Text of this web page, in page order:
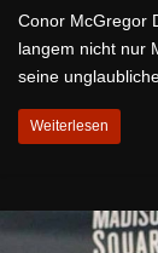
Conor McGregor
langem nicht nur
seine
Weiterlesen